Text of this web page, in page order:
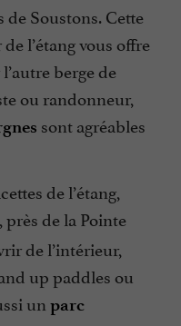
Soustons. Cette
l’étang vous offre
berge de
ou randonneur,
sont agréables
de l’étang,
, près de la Pointe
de l’intérieur,
up paddles ou
un parc